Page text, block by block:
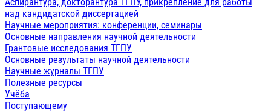
над кандидатской диссертацией
Научные мероприятия: конференции, семинары
Основные направления научной деятельности
Грантовые исследования ТГПУ
Основные результаты научной деятельности
Научные журналы ТГПУ
Полезные ресурсы
Учёба
Поступающему